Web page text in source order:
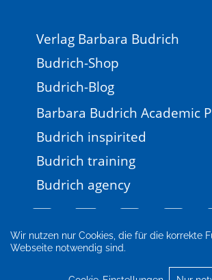
Wir nutzen nur Cookies, die für die korrekte
Webseite notwendig sind.
Verlag Barbara Budrich
Budrich-Shop
Budrich-Blog
Barbara Budrich Academic
Budrich inspirited
Budrich training
Budrich agency
Impressum